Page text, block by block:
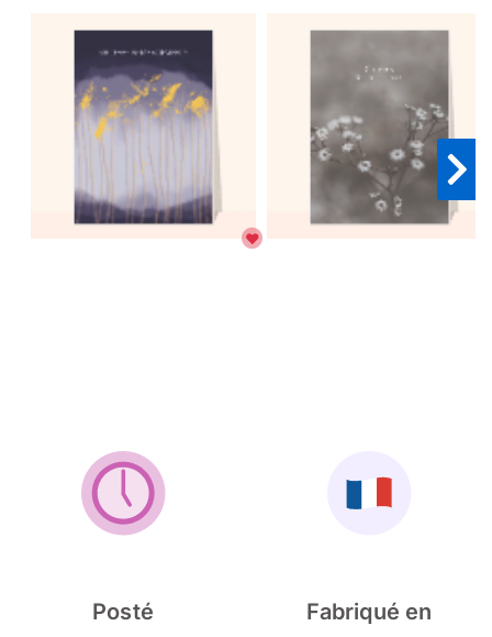
Posté
Fabriqué en